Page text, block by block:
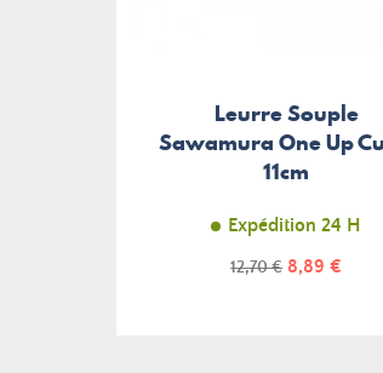
Leurre Souple
Sawamura One Up
11cm
Expédition 24 H
Prix
12,70 € Prix
8,89 €